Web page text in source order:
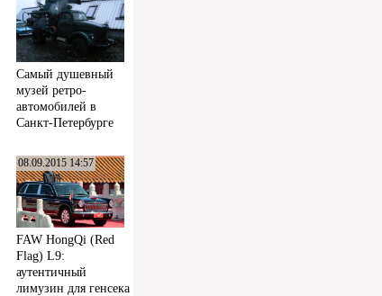
Самый душевный
музей ретро-
автомобилей в
Санкт-Петербурге
08.09.2015 14:57
FAW HongQi (Red
Flag) L9:
аутентичный
лимузин для генсека